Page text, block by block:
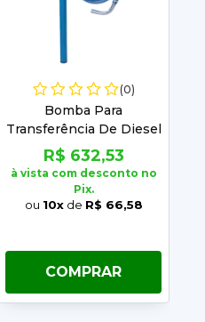
(0)
Bomba Para
Transferência De Diesel
Sem Filtro 303
Yamaguchi
R$ 632,53
à vista com desconto no
Pix.
ou 10xde R$ 66,58
COMPRAR